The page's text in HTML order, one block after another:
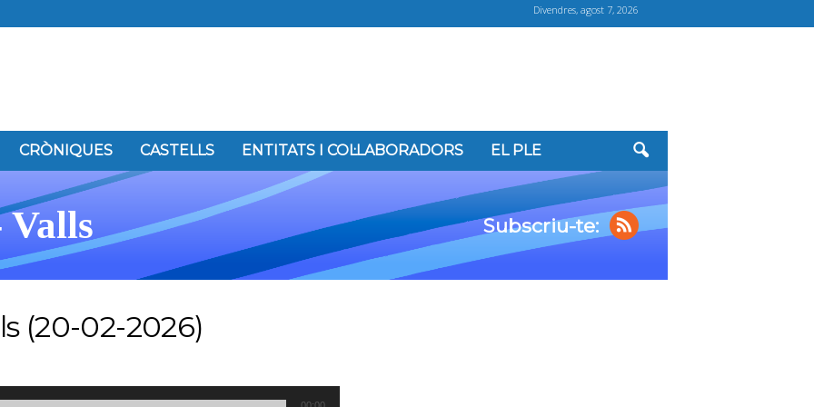
Divendres, agost 7, 2026
CRÒNIQUES CASTELLS ENTITATS I COL·LABORADORS EL PLE
Valls Subscriu-te:
(20-02-2026)